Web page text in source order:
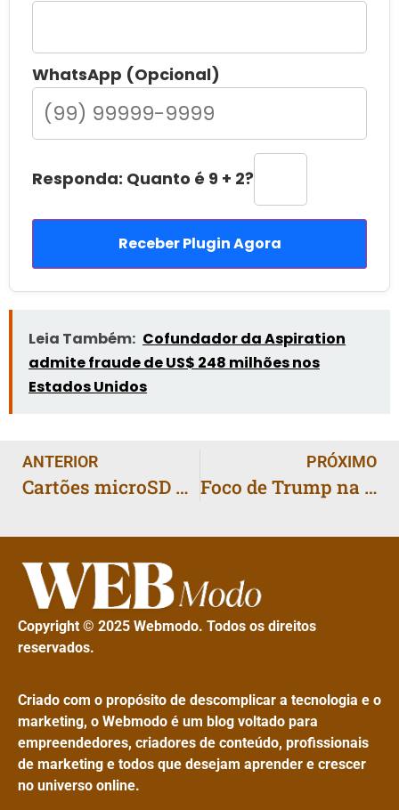
WhatsApp (Opcional)
Responda: Quanto é 9 + 2?
Receber Plugin Agora
Leia Também: Cofundador da Aspiration
admite fraude de US$ 248 milhões nos
Estados Unidos
ANTERIOR
Cartões microSD Express para Nintendo Switch 2 já estão disponíveis no mercado
PRÓXIMO
Foco de Trump na imigração pode reduzir investigação de crimes sexuais contra crianças, apontam agentes
Copyright © 2025 Webmodo. Todos os direitos
reservados.
Criado com o propósito de descomplicar a tecnologia e o
marketing, o Webmodo é um blog voltado para
empreendedores, criadores de conteúdo, profissionais
de marketing e todos que desejam aprender e crescer
no universo online.